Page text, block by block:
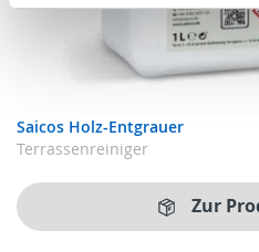
Saicos Holz-Entgrauer
Terrassenreiniger
Zur